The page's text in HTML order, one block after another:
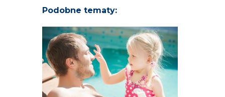
Podobne tematy: